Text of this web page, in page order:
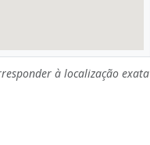
à localização exata